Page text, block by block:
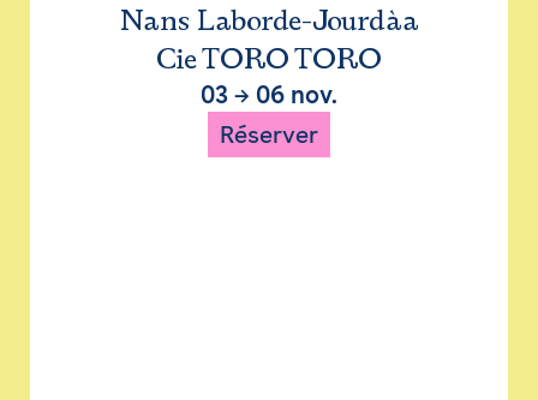
Nans Laborde-Jourdàa
Cie TORO TORO
03 → 06 nov.
Réserver